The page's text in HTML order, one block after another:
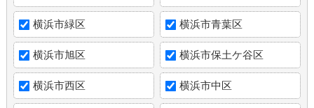
横浜市緑区 横浜市青葉区
横浜市旭区 横浜市保土ケ谷区
横浜市西区 横浜市中区